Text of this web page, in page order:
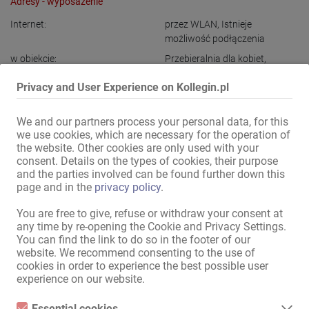
Privacy and User Experience on Kollegin.pl
We and our partners process your personal data, for this
we use cookies, which are necessary for the operation of
the website. Other cookies are only used with your
consent. Details on the types of cookies, their purpose
and the parties involved can be found further down this
page and in the privacy policy.
You are free to give, refuse or withdraw your consent at
any time by re-opening the Cookie and Privacy Settings.
You can find the link to do so in the footer of our
website. We recommend consenting to the use of
cookies in order to experience the best possible user
experience on our website.
Internet: przez WLAN, Istnieje
możliwość podłączenia
w obiekcie:
Przebieralnia dla kobiet,
Pralka ,Suszarka
toaleta dla gości
Strefa gości:
Jacuzzi,Sauna,Bar
Parkingi dla kobiet:
dostępne
Parkingi dla gości:
dostępne
Pokaż wszystkie informacje
Day club - klub nocny - szuka fajnych wzmocnień!!!
...z chęcią zarobienia pieniędzy...